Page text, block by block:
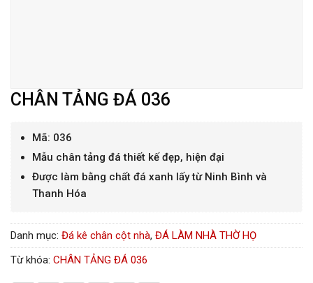
CHÂN TẢNG ĐÁ 036
Mã: 036
Mẫu chân tảng đá thiết kế đẹp, hiện đại
Được làm bằng chất đá xanh lấy từ Ninh Bình và
Thanh Hóa
Danh mục: Đá kê chân cột nhà, ĐÁ LÀM NHÀ THỜ HỌ
Từ khóa: CHÂN TẢNG ĐÁ 036